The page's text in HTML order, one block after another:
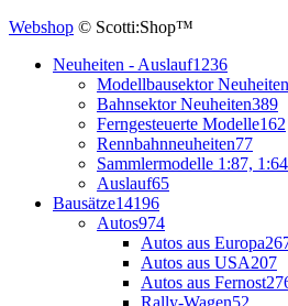
Webshop © Scotti:Shop™
Neuheiten - Auslauf1236
Modellbausektor Neuheiten
Bahnsektor Neuheiten389
Ferngesteuerte Modelle162
Rennbahnneuheiten77
Sammlermodelle 1:87, 1:64
Auslauf65
Bausätze14196
Autos974
Autos aus Europa
Autos aus USA207
Autos aus Fernost
Rally-Wagen52